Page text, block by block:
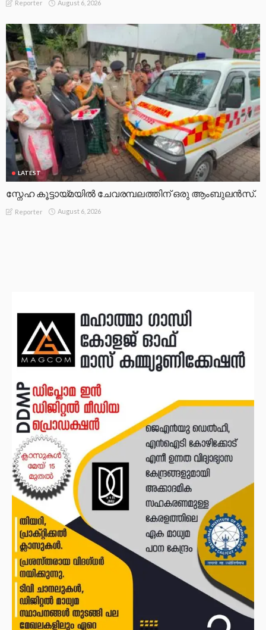
Reporter August 6, 2026
LATEST
സ്നേഹ കൂട്ടായ്മയിൽ ചേവരമ്പലത്തിന് ഒരു ആംബുലൻസ്.
Reporter August 6, 2026